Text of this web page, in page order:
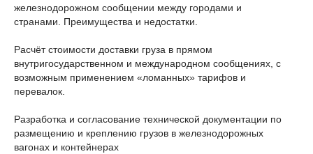
железнодорожном сообщении между городами и
странами. Преимущества и недостатки.
Расчёт стоимости доставки груза в прямом
внутригосударственном и международном сообщениях, с
возможным применением «ломанных» тарифов и
перевалок.
Разработка и согласование технической документации по
размещению и креплению грузов в железнодорожных
вагонах и контейнерах